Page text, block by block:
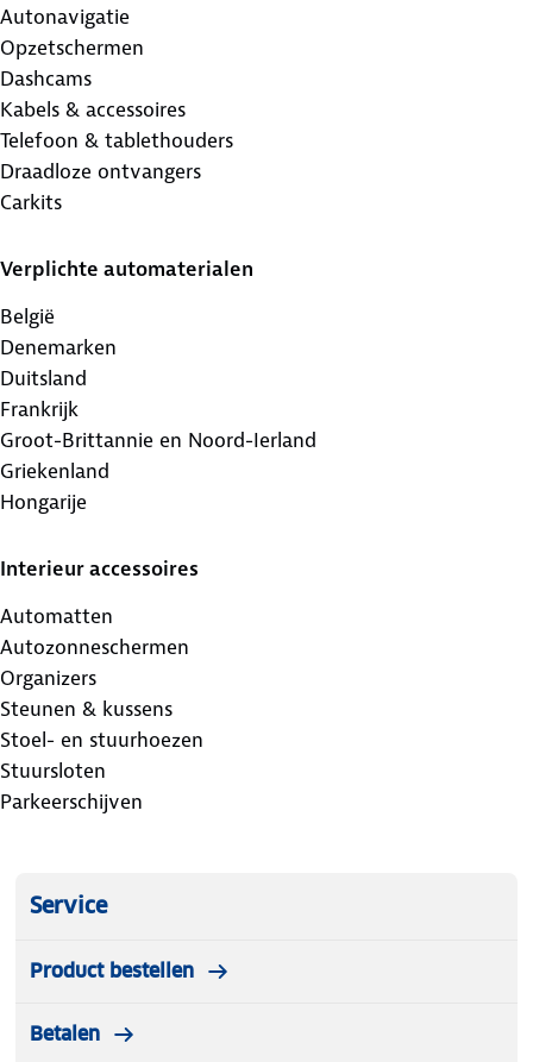
Autonavigatie
Opzetschermen
Dashcams
Kabels & accessoires
Telefoon & tablethouders
Draadloze ontvangers
Carkits
Verplichte automaterialen
België
Denemarken
Duitsland
Frankrijk
Groot-Brittannie en Noord-Ierland
Griekenland
Hongarije
Interieur accessoires
Automatten
Autozonneschermen
Organizers
Steunen & kussens
Stoel- en stuurhoezen
Stuursloten
Parkeerschijven
Service
Product bestellen
Betalen